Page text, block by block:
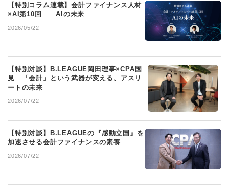
【特別コラム連載】会計ファイナンス人材
×AI第10回 AIの未来
2026/05/22
【特別対談】B.LEAGUE岡田理事×CPA国
見 「会計」という武器が変える、アスリ
ートの未来
2026/07/22
【特別対談】B.LEAGUEの『感動立国』を
加速させる会計ファイナンスの素養
2026/07/22